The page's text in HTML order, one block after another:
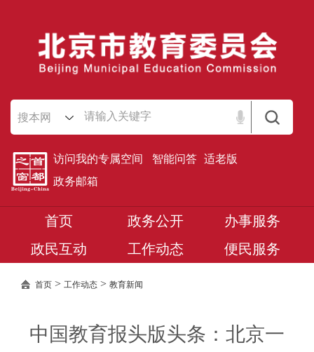
搜本网
访问我的专属空间 智能问答 适老版
政务邮箱
首页 政务公开
办事服务
政民互动
工作动态 便民服务
首页 > 工作动态 > 教育新闻
中国教育报头版头条：北京一